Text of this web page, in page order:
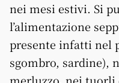
nei mesi estivi. Si
l’alimentazione
presente infatti nel
sgombro, sardine),